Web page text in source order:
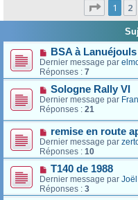
Page 1
1 2
BSA à Lanuéjouls
Dernier message par
Réponses : 7
Sologne Rally VI
Dernier message par
Réponses : 21
remise en route
Dernier message par
Réponses : 10
T140 de 1988
Dernier message par
Réponses : 3